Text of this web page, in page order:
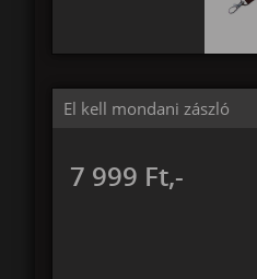
El kell mondani zászló
7 999 Ft,-